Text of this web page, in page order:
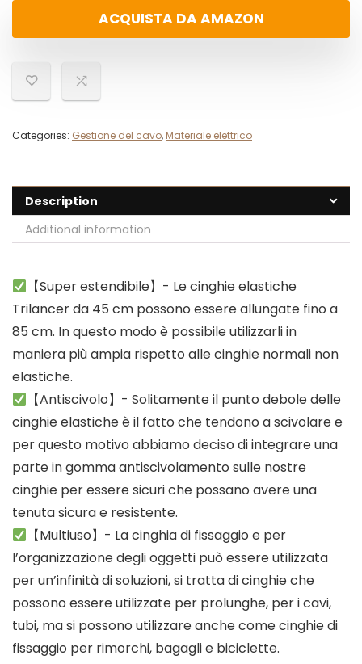
ACQUISTA DA AMAZON
Categories: Gestione del cavo, Materiale elettrico
Description
Additional information
【Super estendibile】- Le cinghie elastiche
Trilancer da 45 cm possono essere allungate fino a
85 cm. In questo modo è possibile utilizzarli in
maniera più ampia rispetto alle cinghie normali non
elastiche.
【Antiscivolo】- Solitamente il punto debole delle
cinghie elastiche è il fatto che tendono a scivolare e
per questo motivo abbiamo deciso di integrare una
parte in gomma antiscivolamento sulle nostre
cinghie per essere sicuri che possano avere una
tenuta sicura e resistente.
【Multiuso】- La cinghia di fissaggio e per
l’organizzazione degli oggetti può essere utilizzata
per un’infinità di soluzioni, si tratta di cinghie che
possono essere utilizzate per prolunghe, per i cavi,
tubi, ma si possono utilizzare anche come cinghie di
fissaggio per rimorchi, bagagli e biciclette.